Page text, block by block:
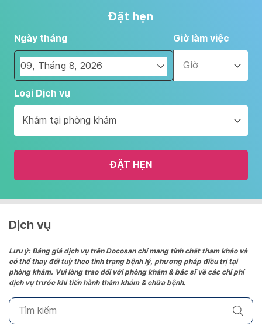
Đặt hẹn
Ngày tháng
Navigate
forward
interact
with
the
and
date.
the
question
mark
to
Giờ làm việc
Giờ
Loại Dịch vụ
Khám tại phòng khám
ĐẶT HẸN
Dịch vụ
Lưu ý: Bảng giá dịch vụ trên Docosan chỉ mang tính chất tham khảo và
có thể thay đổi tuỳ theo tình trạng bệnh lý, phương pháp điều trị tại
phòng khám. Vui lòng trao đổi với phòng khám & bác sĩ về các chi phí
dịch vụ trước khi tiến hành thăm khám & chữa bệnh.